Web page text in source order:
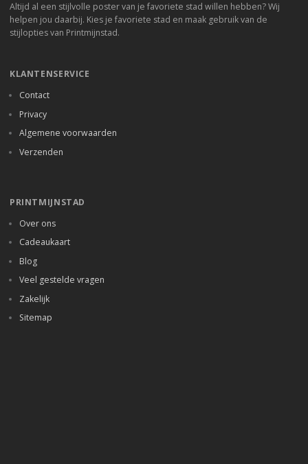
Altijd al een stijlvolle poster van je favoriete stad willen hebben? Wij
helpen jou daarbij. Kies je favoriete stad en maak gebruik van de
stijlopties van Printmijnstad.
KLANTENSERVICE
Contact
Privacy
Algemene voorwaarden
Verzenden
PRINTMIJNSTAD
Over ons
Cadeaukaart
Blog
Veel gestelde vragen
Zakelijk
Sitemap